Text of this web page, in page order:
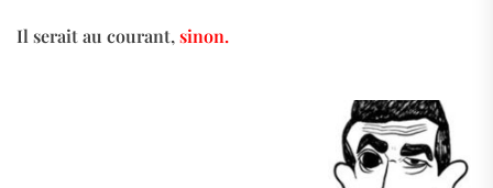
Il serait au courant,sinon.